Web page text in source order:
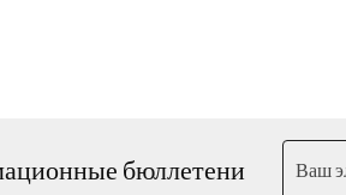
бюллетени